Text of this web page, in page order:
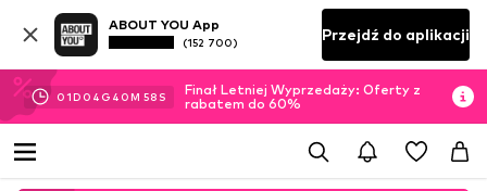
ABOUT YOU App
(152 700) Przejdź do aplikacji
01D 04 G 40M 57 S
Finał Letniej Wyprzedaży: Oferty z
rabatem do 60%